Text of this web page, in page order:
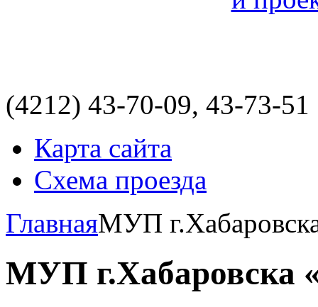
(4212) 43-70-09, 43-73-51
Карта сайта
Схема проезда
ГлавнаяМУП
МУП г.Хабаровска